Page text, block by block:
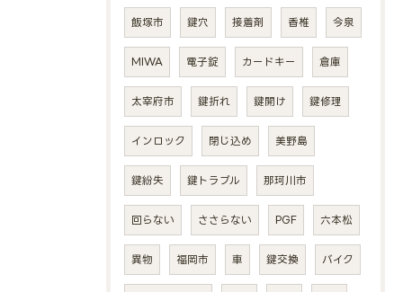
飯塚市 鍵穴 接着剤 香椎 今泉
MIWA 電子錠 カードキー 倉庫
太宰府市 鍵折れ 鍵開け 鍵修理
インロック 閉じ込め 美野島
鍵紛失 鍵トラブル 那珂川市
回らない ささらない PGF 六本松
異物 福岡市 車 鍵交換 バイク